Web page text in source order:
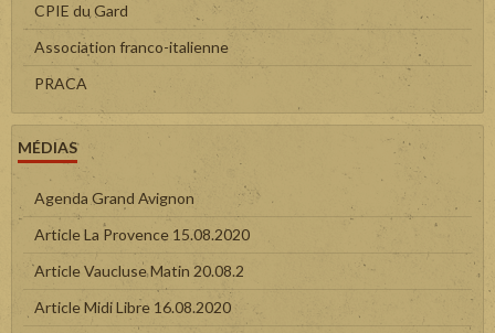
CPIE du Gard
Association franco-italienne
PRACA
MÉDIAS
Agenda Grand Avignon
Article La Provence 15.08.2020
Article Vaucluse Matin 20.08.2
Article Midi Libre 16.08.2020